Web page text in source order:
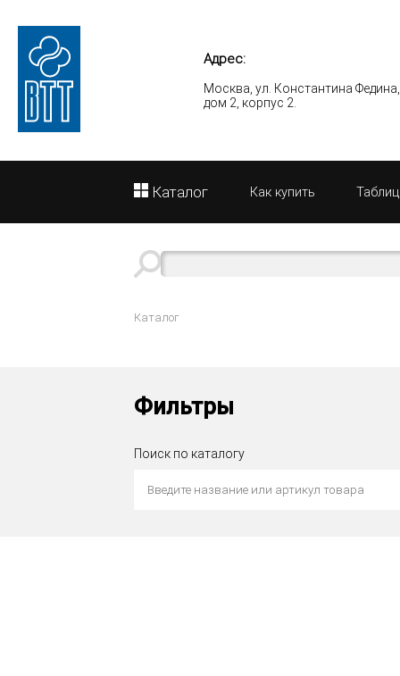
Адрес:
Москва, ул. Константина Федина,
дом 2, корпус 2.
Каталог Как купить
Каталог
Фильтры
Поиск по каталогу